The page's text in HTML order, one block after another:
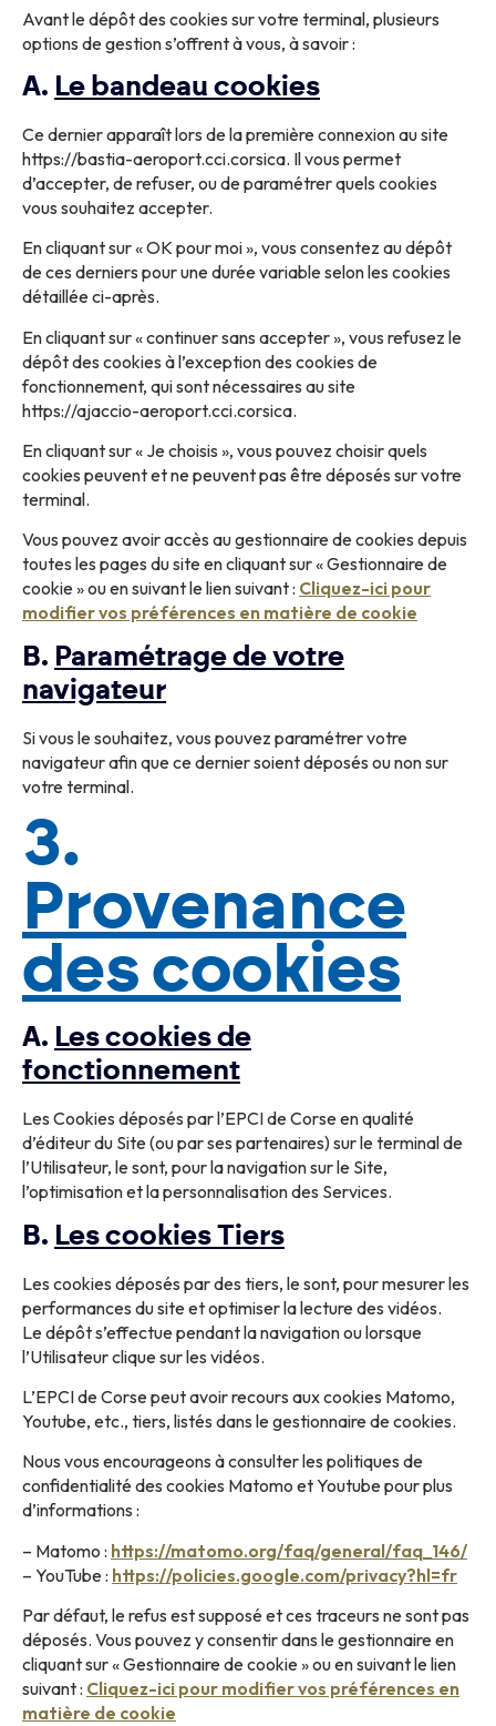
Avant le dépôt des cookies sur votre terminal, plusieurs
options de gestion s’offrent à vous, à savoir :
A. Le bandeau cookies
Ce dernier apparaît lors de la première connexion au site
https://bastia-aeroport.cci.corsica. Il vous permet
d’accepter, de refuser, ou de paramétrer quels cookies
vous souhaitez accepter.
En cliquant sur « OK pour moi », vous consentez au dépôt
de ces derniers pour une durée variable selon les cookies
détaillée ci-après.
En cliquant sur « continuer sans accepter », vous refusez le
dépôt des cookies à l’exception des cookies de
fonctionnement, qui sont nécessaires au site
https://ajaccio-aeroport.cci.corsica.
En cliquant sur « Je choisis », vous pouvez choisir quels
cookies peuvent et ne peuvent pas être déposés sur votre
terminal.
Vous pouvez avoir accès au gestionnaire de cookies depuis
toutes les pages du site en cliquant sur « Gestionnaire de
cookie » ou en suivant le lien suivant : Cliquez-ici pour
modifier vos préférences en matière de cookie
B. Paramétrage de votre
navigateur
Si vous le souhaitez, vous pouvez paramétrer votre
navigateur afin que ce dernier soient déposés ou non sur
votre terminal.
3.
Provenance
des cookies
A. Les cookies de
fonctionnement
Les Cookies déposés par l’EPCI de Corse en qualité
d’éditeur du Site (ou par ses partenaires) sur le terminal de
l’Utilisateur, le sont, pour la navigation sur le Site,
l’optimisation et la personnalisation des Services.
B. Les cookies Tiers
Les cookies déposés par des tiers, le sont, pour mesurer les
performances du site et optimiser la lecture des vidéos.
Le dépôt s’effectue pendant la navigation ou lorsque
l’Utilisateur clique sur les vidéos.
L’EPCI de Corse peut avoir recours aux cookies Matomo,
Youtube, etc., tiers, listés dans le gestionnaire de cookies.
Nous vous encourageons à consulter les politiques de
confidentialité des cookies Matomo et Youtube pour plus
d’informations :
– Matomo : https://matomo.org/faq/general/faq_146/
– YouTube : https://policies.google.com/privacy?hl=fr
Par défaut, le refus est supposé et ces traceurs ne sont pas
déposés. Vous pouvez y consentir dans le gestionnaire en
cliquant sur « Gestionnaire de cookie » ou en suivant le lien
suivant : Cliquez-ici pour modifier vos préférences en
matière de cookie